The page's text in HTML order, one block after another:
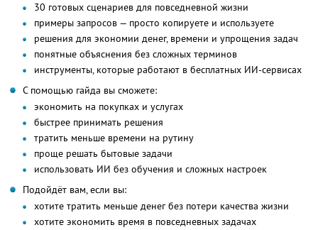
30 готовых сценариев для повседневной жизни
примеры запросов — просто копируете и используете
решения для экономии денег, времени и упрощения задач
понятные объяснения без сложных терминов
инструменты, которые работают в бесплатных ИИ-сервисах
С помощью гайда вы сможете:
экономить на покупках и услугах
быстрее принимать решения
тратить меньше времени на рутину
проще решать бытовые задачи
использовать ИИ без обучения и сложных настроек
Подойдёт вам, если вы:
хотите тратить меньше денег без потери качества жизни
хотите экономить время в повседневных задачах